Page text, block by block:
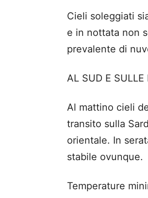
Cieli soleggiati
e in nottata non
prevalente di
AL SUD E SULLE
Al mattino cieli
transito sulla
orientale. In
stabile ovunque.
Temperature